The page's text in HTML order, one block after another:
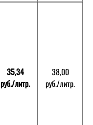
35,34
руб./литр.
38,00
руб./литр.